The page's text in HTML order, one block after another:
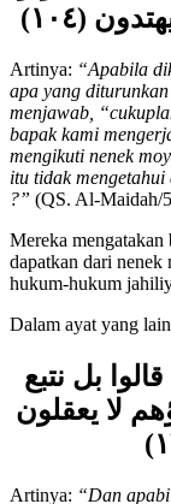
(١٠٤)
Artinya:“Apabila
apa yang
menjawab,
bapak kami
mengikuti nenek
itu tidak mengetahui
Mereka mengatakan
dapatkan dari nenek
بل نتبع
لا يعقلون